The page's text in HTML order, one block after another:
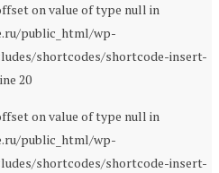
on value of type null in
public_html/wp-
shortcodes/shortcode-insert-
20
on value of type null in
public_html/wp-
shortcodes/shortcode-insert-